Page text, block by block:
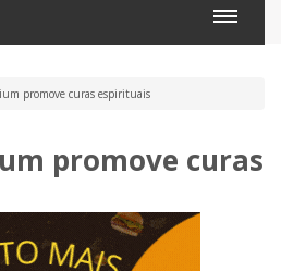
promove curas espirituais
promove curas